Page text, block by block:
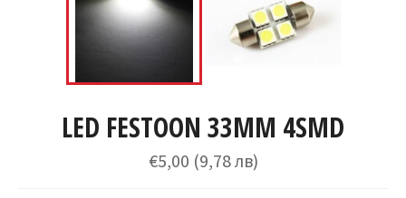
LED FESTOON 33MM 4SMD
Редовна
цена
€5,00 (9,78 лв)